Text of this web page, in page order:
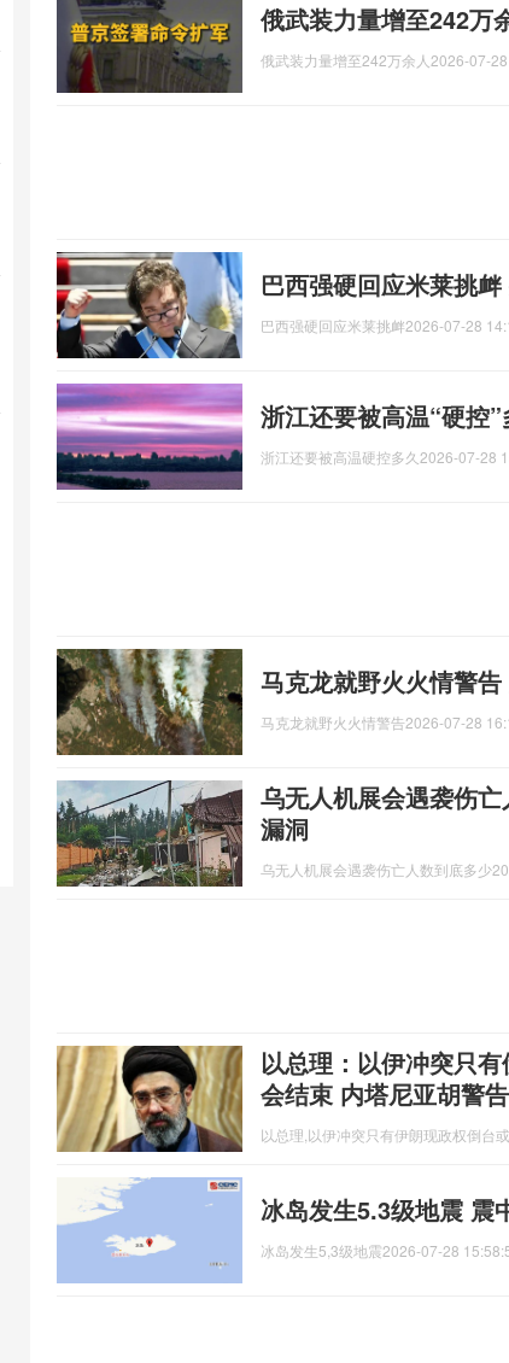
俄武装力量增至242万
俄武装力量增至242万余人 2026-07-
巴西强硬回应米莱挑
巴西强硬回应米莱挑衅2026-07-28
浙江还要被高温“硬控
浙江还要被高温硬控多久 2026-07-28
马克龙就野火火情警
马克龙就野火火情警告2026-07-28
乌无人机展会遇袭伤
漏洞
乌无人机展会遇袭伤亡人数到底多少
以总理：以伊冲突只
会结束 内塔尼亚胡警
以总理,以伊冲突只有伊朗现政权倒台
冰岛发生5.3级地震 震
冰岛发生5,3级地震2026-07-28